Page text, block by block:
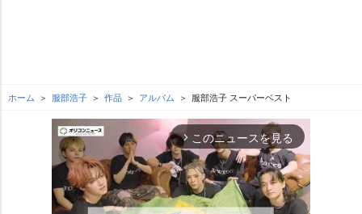
ホーム 服部浩子 作品 アルバム 服部浩子 スーパーベスト
arrow_forward_ios このニュースを見る